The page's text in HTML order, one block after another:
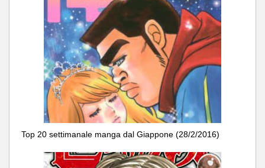
Top 20 settimanale manga dal Giappone (28/2/2016)